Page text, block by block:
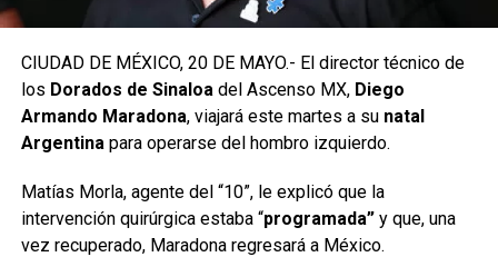
CIUDAD DE MÉXICO, 20 DE MAYO.- El director técnico de
los Dorados de Sinaloa del Ascenso MX, Diego
Armando Maradona, viajará este martes a su natal
Argentina para operarse del hombro izquierdo.
Matías Morla, agente del “10”, le explicó que la
intervención quirúrgica estaba “programada” y que, una
vez recuperado, Maradona regresará a México.